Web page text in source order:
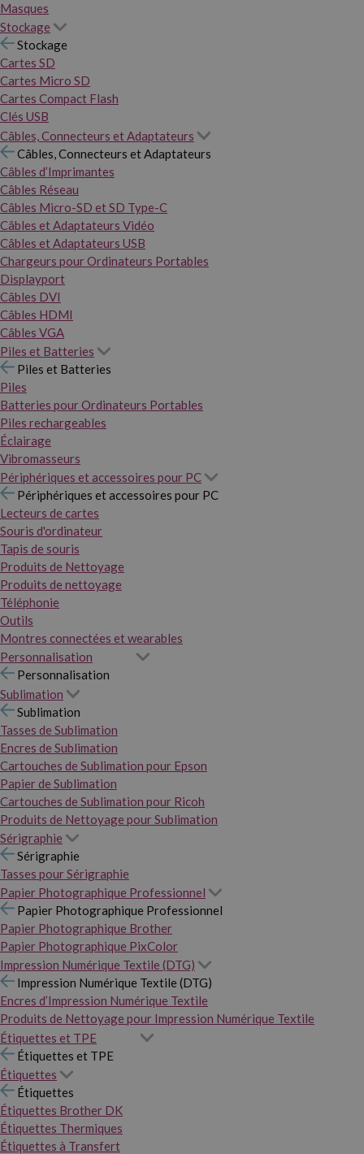
Masques
Stockage
Stockage
Cartes SD
Cartes Micro SD
Cartes Compact Flash
Clés USB
Câbles, Connecteurs et Adaptateurs
Câbles, Connecteurs et Adaptateurs
Câbles d’Imprimantes
Câbles Réseau
Câbles Micro-SD et SD Type-C
Câbles et Adaptateurs Vidéo
Câbles et Adaptateurs USB
Chargeurs pour Ordinateurs Portables
Displayport
Câbles DVI
Câbles HDMI
Câbles VGA
Piles et Batteries
Piles et Batteries
Piles
Batteries pour Ordinateurs Portables
Piles rechargeables
Éclairage
Vibromasseurs
Périphériques et accessoires pour PC
Périphériques et accessoires pour PC
Lecteurs de cartes
Souris d'ordinateur
Tapis de souris
Produits de Nettoyage
Produits de nettoyage
Téléphonie
Outils
Montres connectées et wearables
Personnalisation
Personnalisation
Sublimation
Sublimation
Tasses de Sublimation
Encres de Sublimation
Cartouches de Sublimation pour Epson
Papier de Sublimation
Cartouches de Sublimation pour Ricoh
Produits de Nettoyage pour Sublimation
Sérigraphie
Sérigraphie
Tasses pour Sérigraphie
Papier Photographique Professionnel
Papier Photographique Professionnel
Papier Photographique Brother
Papier Photographique PixColor
Impression Numérique Textile (DTG)
Impression Numérique Textile (DTG)
Encres d’Impression Numérique Textile
Produits de Nettoyage pour Impression Numérique Textile
Étiquettes et TPE
Étiquettes et TPE
Étiquettes
Étiquettes
Étiquettes Brother DK
Étiquettes Thermiques
Étiquettes à Transfert